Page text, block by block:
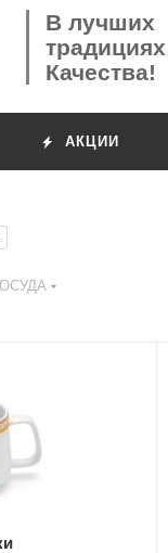
В лучших
традициях
Качества!
АКЦИИ